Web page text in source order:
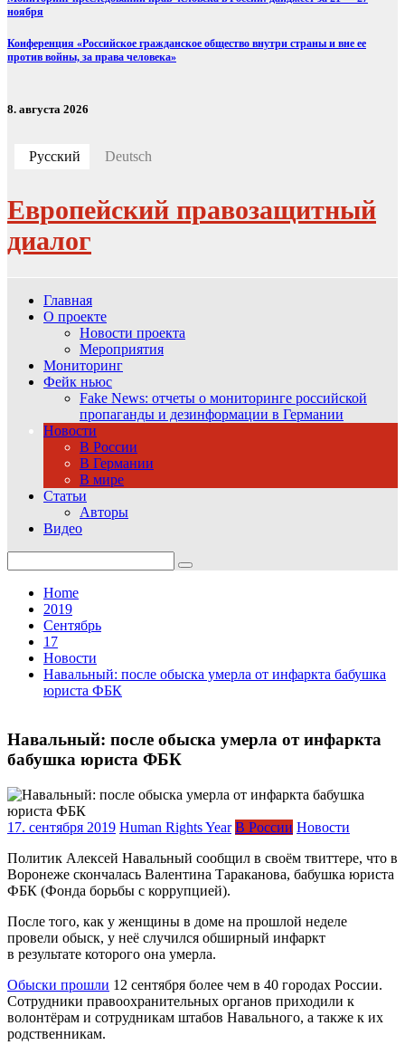
ноября
Конференция «Российское гражданское общество внутри страны и вне ее
против войны, за права человека»
8. августа 2026
Русский Deutsch
Европейский правозащитный
диалог
Главная
О проекте
Новости проекта
Мероприятия
Мониторинг
Фейк ньюс
Fake News: отчеты о мониторинге российской
пропаганды и дезинформации в Германии
Новости
В России
В Германии
В мире
Статьи
Авторы
Видео
for:
Home
2019
Сентябрь
17
Новости
Навальный: после обыска умерла от инфаркта бабушка
юриста ФБК
Навальный: после обыска умерла от инфаркта
бабушка юриста ФБК
17. сентября 2019 Human Rights Year В России Новости
Политик Алексей Навальный сообщил в своём твиттере, что в
Воронеже скончалась Валентина Тараканова, бабушка юриста
ФБК (Фонда борьбы с коррупцией).
После того, как у женщины в доме на прошлой неделе
провели обыск, у неё случился обширный инфаркт
в результате которого она умерла.
Обыски прошли 12 сентября более чем в 40 городах России.
Сотрудники правоохранительных органов приходили к
волонтёрам и сотрудникам штабов Навального, а также к их
родственникам.